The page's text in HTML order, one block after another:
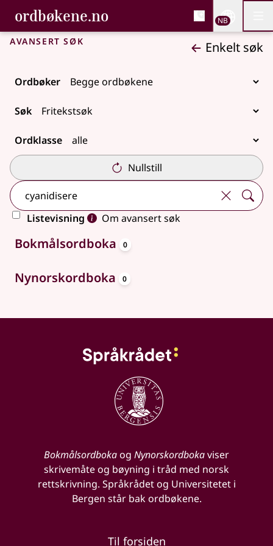
Gå til hovedinnhold
Tilgjengelighet
ordbøkene.no, Bokmålsordboka og
Bokmålsordboka og Nynorskordboka
NB
Avansert søk Enkelt søk
Ordbøker
Søk
Ordklasse
Nullstill
Listevisning
Om avansert søk
Ingen treff
Bokmålsordboka 0
Nynorskordboka 0
Bokmålsordbokaog Nynorskordbokaviser
skrivemåte og bøyning i tråd med norsk
rettskrivning. Språkrådet og Universitetet i
Bergen står bak ordbøkene.
Til forsiden